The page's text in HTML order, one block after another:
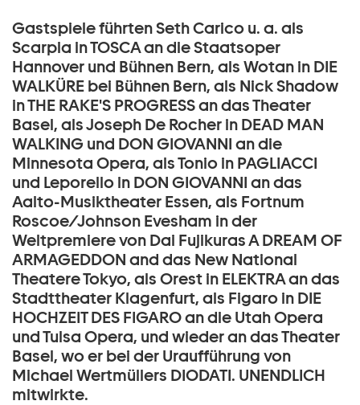
Gastspiele führten Seth Carico u. a. als
Scarpia in TOSCA an die Staatsoper
Hannover und Bühnen Bern, als Wotan in DIE
WALKÜRE bei Bühnen Bern, als Nick Shadow
in THE RAKE'S PROGRESS an das Theater
Basel, als Joseph De Rocher in DEAD MAN
WALKING und DON GIOVANNI an die
Minnesota Opera, als Tonio in PAGLIACCI
und Leporello in DON GIOVANNI an das
Aalto-Musiktheater Essen, als Fortnum
Roscoe/Johnson Evesham in der
Weltpremiere von Dai Fujikuras A DREAM OF
ARMAGEDDON and das New National
Theatere Tokyo, als Orest in ELEKTRA an das
Stadttheater Klagenfurt, als Figaro in DIE
HOCHZEIT DES FIGARO an die Utah Opera
und Tulsa Opera, und wieder an das Theater
Basel, wo er bei der Uraufführung von
Michael Wertmüllers DIODATI. UNENDLICH
mitwirkte.